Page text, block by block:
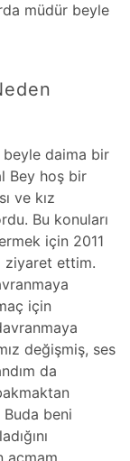
müdür beyle
beyle daima bir
Bey hoş bir
ve kız
Bu konuları
için 2011
ziyaret ettim.
için
değişmiş, ses
da
beni
açmam